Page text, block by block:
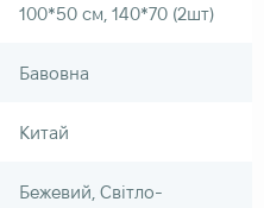
100*50 см, 140*70 (2шт)
Бавовна
Китай
Бежевий, Світло-